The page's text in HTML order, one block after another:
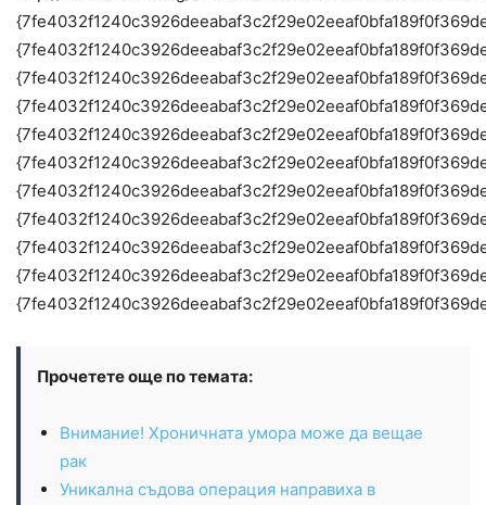
Прочетете още по темата:
Внимание! Хроничната умора може да вещае
рак
Уникална съдова операция направиха в